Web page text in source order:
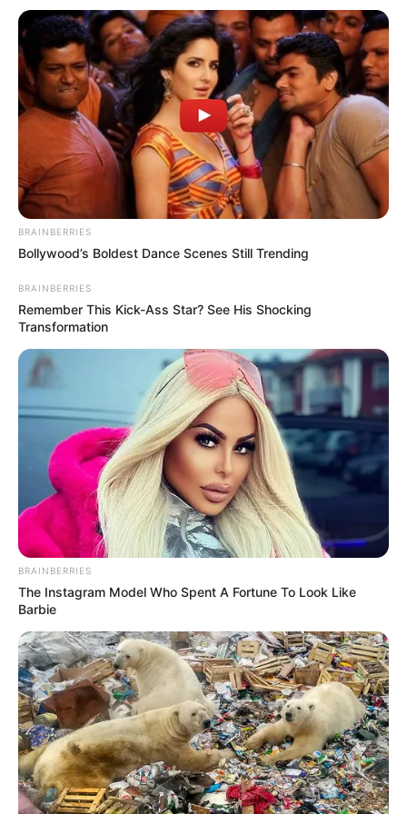
Krivoruchko mengatakan, saat ini pihaknya tengah
BRAINBERRIES
Bollywood’s Boldest Dance Scenes Still Trending
BRAINBERRIES
Remember This Kick-Ass Star? See His Shocking
Transformation
BRAINBERRIES
The Instagram Model Who Spent A Fortune To Look Like
Barbie